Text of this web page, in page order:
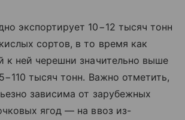
экспортирует 10−12 тысяч тонн
сортов, в то время как
к ней черешни значительно выше
тысяч тонн. Важно отметить,
зависима от зарубежных
ягод — на ввоз из-